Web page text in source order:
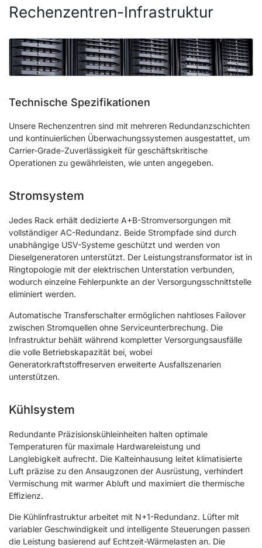
Rechenzentren-Infrastruktur
Technische Spezifikationen
Unsere Rechenzentren sind mit mehreren Redundanzschichten
und kontinuierlichen Überwachungssystemen ausgestattet, um
Carrier-Grade-Zuverlässigkeit für geschäftskritische
Operationen zu gewährleisten, wie unten angegeben.
Stromsystem
Jedes Rack erhält dedizierte A+B-Stromversorgungen mit
vollständiger AC-Redundanz. Beide Strompfade sind durch
unabhängige USV-Systeme geschützt und werden von
Dieselgeneratoren unterstützt. Der Leistungstransformator ist in
Ringtopologie mit der elektrischen Unterstation verbunden,
wodurch einzelne Fehlerpunkte an der Versorgungsschnittstelle
eliminiert werden.
Automatische Transferschalter ermöglichen nahtloses Failover
zwischen Stromquellen ohne Serviceunterbrechung. Die
Infrastruktur behält während kompletter Versorgungsausfälle
die volle Betriebskapazität bei, wobei
Generatorkraftstoffreserven erweiterte Ausfallszenarien
unterstützen.
Kühlsystem
Redundante Präzisionskühleinheiten halten optimale
Temperaturen für maximale Hardwareleistung und
Langlebigkeit aufrecht. Die Kalteinhausung leitet klimatisierte
Luft präzise zu den Ansaugzonen der Ausrüstung, verhindert
Vermischung mit warmer Abluft und maximiert die thermische
Effizienz.
Die Kühlinfrastruktur arbeitet mit N+1-Redundanz. Lüfter mit
variabler Geschwindigkeit und intelligente Steuerungen passen
die Leistung basierend auf Echtzeit-Wärmelasten an. Die